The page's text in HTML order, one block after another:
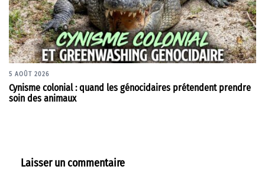
5 AOÛT 2026
Cynisme colonial : quand les génocidaires prétendent prendre
soin des animaux
Laisser un commentaire